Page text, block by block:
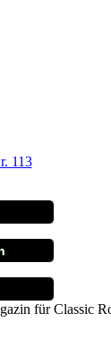
für Classic